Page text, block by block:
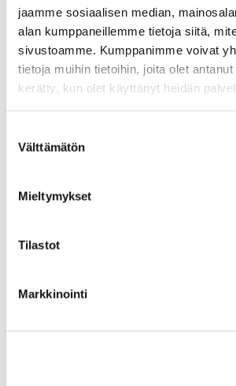
jaamme sosiaalisen median,
alan kumppaneillemme tietoja siitä,
sivustoamme. Kumppanimme voivat
tietoja muihin tietoihin, joita olet
kerätty, kun olet käyttänyt heidän
valinta
Välttämätön
Mieltymykset
Tilastot
Markkinointi
TOIMITUSJOHTAJA
+358 40 050 5269